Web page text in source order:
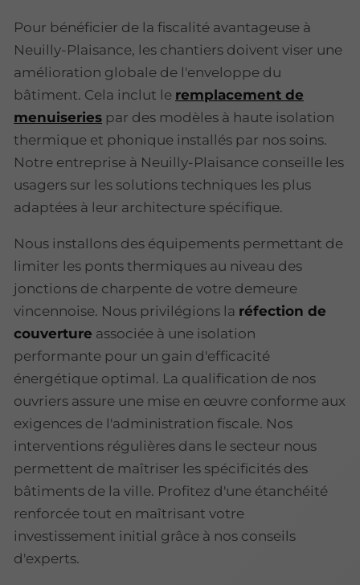
Pour bénéficier de la fiscalité avantageuse à
Neuilly-Plaisance, les chantiers doivent viser une
amélioration globale de l'enveloppe du
bâtiment. Cela inclut le remplacement de
menuiseries par des modèles à haute isolation
thermique et phonique installés par nos soins.
Notre entreprise à Neuilly-Plaisance conseille les
usagers sur les solutions techniques les plus
adaptées à leur architecture spécifique.
Nous installons des équipements permettant de
limiter les ponts thermiques au niveau des
jonctions de charpente de votre demeure
vincennoise. Nous privilégions la réfection de
couverture associée à une isolation
performante pour un gain d'efficacité
énergétique optimal. La qualification de nos
ouvriers assure une mise en œuvre conforme aux
exigences de l'administration fiscale. Nos
interventions régulières dans le secteur nous
permettent de maîtriser les spécificités des
bâtiments de la ville. Profitez d'une étanchéité
renforcée tout en maîtrisant votre
investissement initial grâce à nos conseils
d'experts.